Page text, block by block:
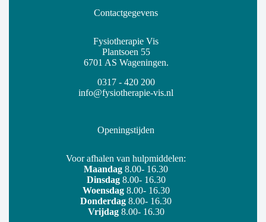
Contactgegevens
Fysiotherapie Vis
Plantsoen 55
6701 AS Wageningen.
0317 - 420 200
info@fysiotherapie-vis.nl
Openingstijden
Voor afhalen van hulpmiddelen:
Maandag 8.00- 16.30
Dinsdag8.00- 16.30
Woensdag8.00- 16.30
Donderdag 8.00- 16.30
Vrijdag8.00- 16.30